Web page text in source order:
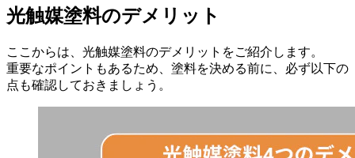
光触媒塗料のデメリット
ここからは、光触媒塗料のデメリットをご紹介します。
重要なポイントもあるため、塗料を決める前に、必ず以下の
点も確認しておきましょう。